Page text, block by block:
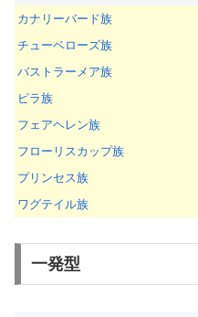
カナリーバード族
チューベローズ族
バストラーメア族
ピラ族
フェアヘレン族
フローリスカップ族
プリンセス族
ワグテイル族
一発型